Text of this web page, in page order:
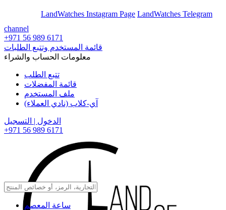
LandWatches Instagram Page LandWatches Telegram
channel
+971 56 989 6171
قائمة المستخدم وتتبع الطلبات
معلومات الحساب والشراء
تتبع الطلب
قائمة المفضلات
ملف المستخدم
آي-كلاب (نادي العملاء)
الدخول | التسجيل
+971 56 989 6171
ساعة المعصم